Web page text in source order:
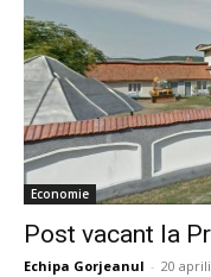
Economie
Post vacant la
Echipa Gorjeanul - 20